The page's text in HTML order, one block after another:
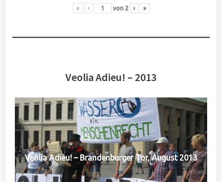
« ‹ von 2 › »
Veolia Adieu! – 2013
Veolia Adieu! – Brandenburger Tor, August 2013